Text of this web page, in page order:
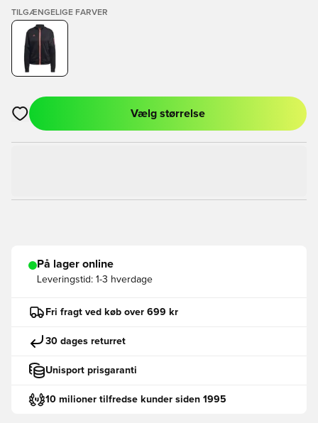
TILGÆNGELIGE FARVER
Åbner en Modal til at logge ind eller tilmelde dig som medlem
Vælg størrelse
På lager online
Leveringstid: 1-3 hverdage
Fri fragt ved køb over 699 kr
30 dages returret
Unisport prisgaranti
10 milioner tilfredse kunder siden 1995